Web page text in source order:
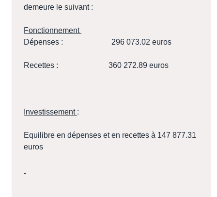
demeure le suivant :
Fonctionnement
Dépenses :
296 073.02 euros
Recettes : 360 272.89 euros
Investissement :
Equilibre en dépenses et en recettes à 147 877.31
euros